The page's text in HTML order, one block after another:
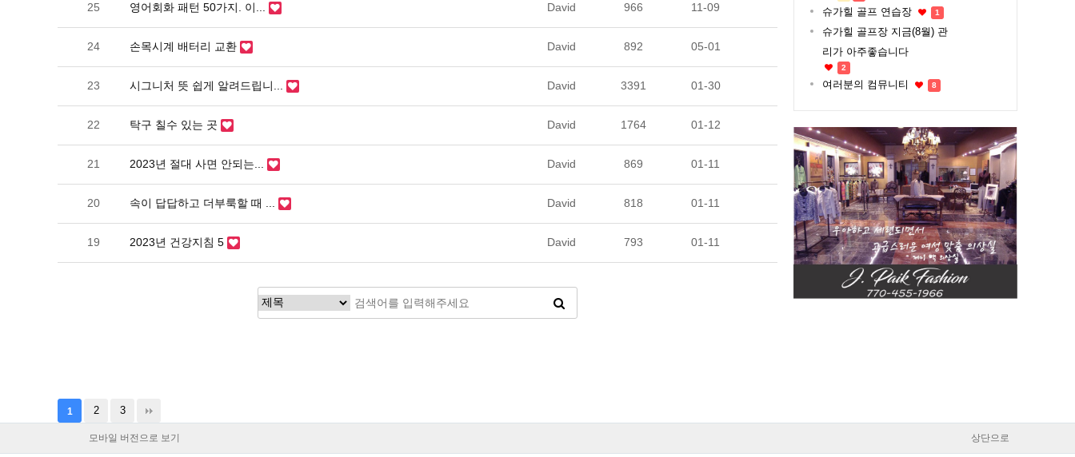
슈가힐 골프 연습장 1
슈가힐 골프장 지금(8월) 관
리가 아주좋습니다
2
여러분의 컴뮤니티 8
25 영어회화 패턴 50가지. 이... David 966 11-09
24 손목시계 배터리 교환 David 892 05-01
23 시그니처 뜻 쉽게 알려드립니... David 3391 01-30
22 탁구 칠수 있는 곳 David 1764 01-12
21 2023년 절대 사면 안되는... David 869 01-11
20 속이 답답하고 더부룩할 때 ... David 818 01-11
19 2023년 건강지침 5 David 793 01-11
1 2 3
모바일 버전으로 보기 상단으로